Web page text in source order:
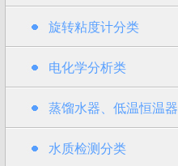
旋转粘度计分类
电化学分析类
蒸馏水器、低温恒温器
水质检测分类